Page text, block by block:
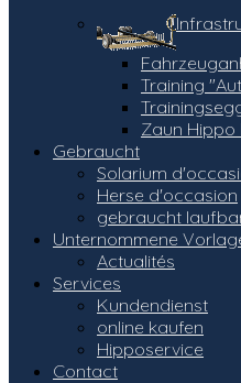
Training
Zaun Hippo
Gebraucht
Solarium
Herse d'occasion
gebraucht
Unternommene
Actualités
Services
Kundendienst
online kaufen
Hipposervice
Contact